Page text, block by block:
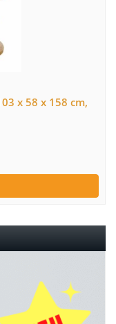
x 58 x 158 cm,